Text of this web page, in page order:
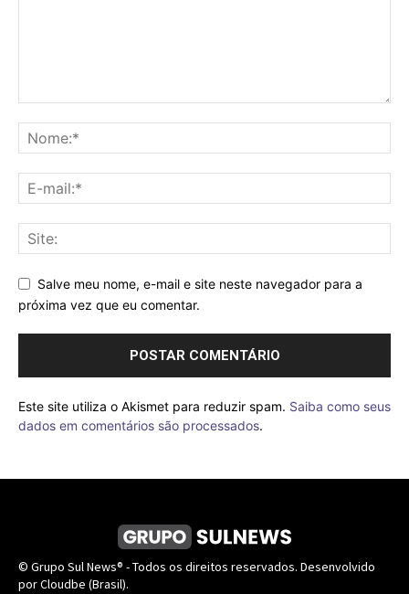
Salve meu nome, e-mail e site neste navegador para a
próxima vez que eu comentar.
Este site utiliza o Akismet para reduzir spam. Saiba como seus
dados em comentários são processados.
© Grupo Sul News® - Todos os direitos reservados. Desenvolvido
por Cloudbe (Brasil).